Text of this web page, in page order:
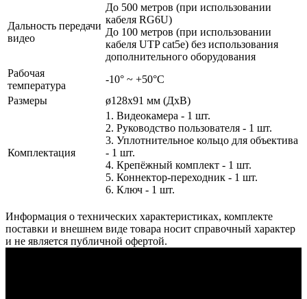
Дальность передачи
видео
До 500 метров (при использовании
кабеля RG6U)
До 100 метров (при использовании
кабеля UTP cat5e) без использования
дополнительного оборудования
Рабочая
температура
-10° ~ +50°С
Размеры
ø128x91 мм (ДхВ)
Комплектация
1. Видеокамера - 1 шт.
2. Руководство пользователя - 1 шт.
3. Уплотнительное кольцо для объектива
- 1 шт.
4. Крепёжный комплект - 1 шт.
5. Коннектор-переходник - 1 шт.
6. Ключ - 1 шт.
Информация о технических характеристиках, комплекте
поставки и внешнем виде товара носит справочный характер
и не является публичной офертой.